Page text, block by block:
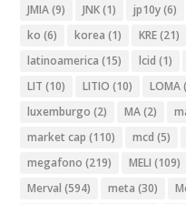
JMIA(9) JNK(1) jp10y(6)
ko (6) korea (1) KRE(21)
latinoamerica (15) lcid (1)
LIT (10) LITIO (10) LOMA
luxemburgo (2) MA(2)
market cap (110) mcd (5)
megafono (219) MELI (109)
Merval (594) meta (30)